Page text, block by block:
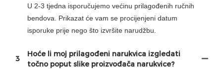
U 2-3 tjedna isporučujemo većinu prilagođenih ručnih
bendova. Prikazat će vam se procijenjeni datum
isporuke prije nego što izvršite narudžbu.
3
Hoće li moj prilagođeni narukvica izgledati
točno poput slike proizvođača narukvice?